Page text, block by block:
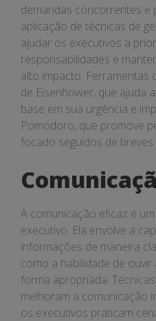
demandas concorrentes e
aplicação de técnicas de
ajudar os executivos a
responsabilidades e
alto impacto. Ferramentas
de Eisenhower, que ajuda
base em sua urgência e
Pomodoro, que promove
focado seguidos de breves
A comunicação eficaz é
executivo. Ela envolve a
informações de maneira
como a habilidade de
forma apropriada.
melhoram a comunicação
os executivos praticam